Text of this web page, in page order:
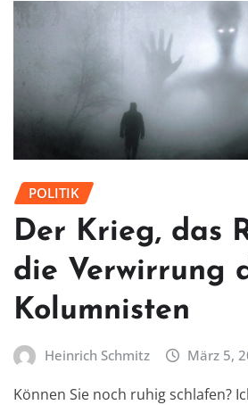
POLITIK
Der Krieg, das
die Verwirrung
Kolumnisten
Heinrich Schmitz März 5,
Können Sie noch ruhig schlafen?